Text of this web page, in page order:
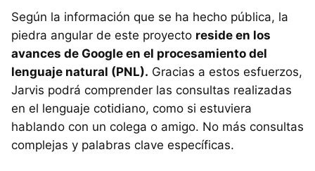
Según la información que se ha hecho pública, la
piedra angular de este proyecto reside en los
avances de Google en el procesamiento del
lenguaje natural (PNL). Gracias a estos esfuerzos,
Jarvis podrá comprender las consultas realizadas
en el lenguaje cotidiano, como si estuviera
hablando con un colega o amigo. No más consultas
complejas y palabras clave específicas.